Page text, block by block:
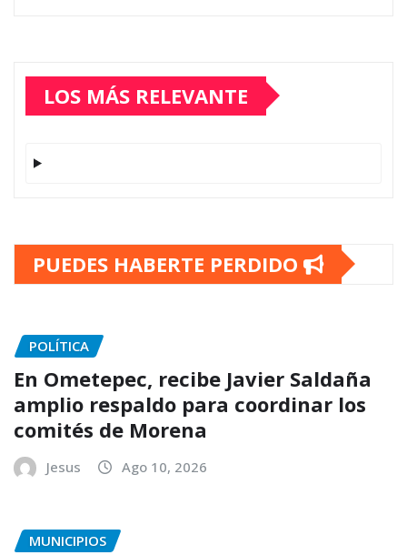
LOS MÁS RELEVANTE
PUEDES HABERTE PERDIDO
POLÍTICA
En Ometepec, recibe Javier Saldaña
amplio respaldo para coordinar los
comités de Morena
Jesus Ago 10, 2026
MUNICIPIOS